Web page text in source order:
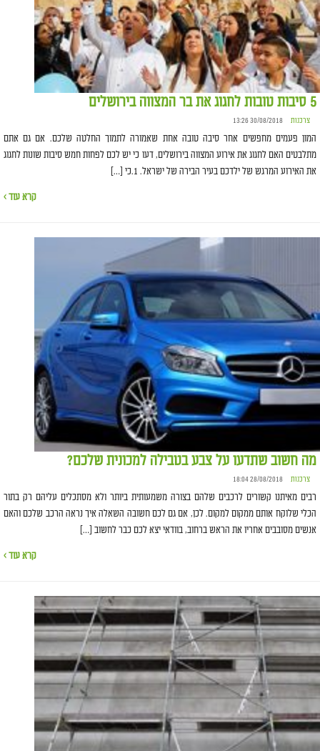
5 סיבות טובות לחגוג את בר המצווה בירושלים
צרכנות 30/08/2018 13:26
המון פעמים מחפשים אחר סיבה טובה אחת שאמורה לתמוך החלטה שלכם. אם גם אתם
מתלבטים האם לחגוג את אירוע המצווה בירושלים, דעו כי יש לכם לפחות חמש סיבות שונות לחגוג
את האירוע המרגש של ילדכם בעיר הבירה של ישראל. 1.כי […]
קרא עוד ›
מה חשוב שתדעו על צבע בטבילה למכונית שלכם?
צרכנות 28/08/2018 18:04
רבים מאיתנו קשורים לרכבים שלהם בצורה משמעותית ביותר ולא מסתכלים עליהם רק בתור
הכלי שלוקח אותם ממקום למקום. לכן, אם גם לכם חשובה השאלה איך נראה הרכב שלכם והאם
אנשים מסובבים אחריו את הראש ברחוב, בוודאי יצא לכם כבר לחשוב […]
קרא עוד ›